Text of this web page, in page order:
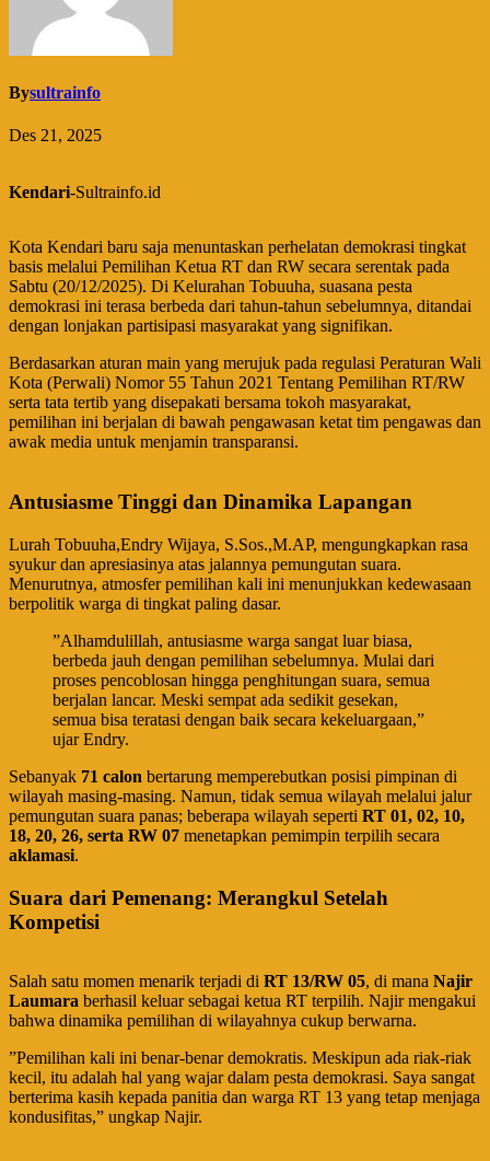
Bysultrainfo
Des 21, 2025
Kendari-Sultrainfo.id
Kota Kendari baru saja menuntaskan perhelatan demokrasi tingkat
basis melalui Pemilihan Ketua RT dan RW secara serentak pada
Sabtu (20/12/2025). Di Kelurahan Tobuuha, suasana pesta
demokrasi ini terasa berbeda dari tahun-tahun sebelumnya, ditandai
dengan lonjakan partisipasi masyarakat yang signifikan.
​Berdasarkan aturan main yang merujuk pada regulasi Peraturan Wali
Kota (Perwali) Nomor 55 Tahun 2021 Tentang Pemilihan RT/RW
serta tata tertib yang disepakati bersama tokoh masyarakat,
pemilihan ini berjalan di bawah pengawasan ketat tim pengawas dan
awak media untuk menjamin transparansi.
Antusiasme Tinggi dan Dinamika Lapangan
​Lurah Tobuuha,Endry Wijaya, S.Sos.,M.AP, mengungkapkan rasa
syukur dan apresiasinya atas jalannya pemungutan suara.
Menurutnya, atmosfer pemilihan kali ini menunjukkan kedewasaan
berpolitik warga di tingkat paling dasar.
​”Alhamdulillah, antusiasme warga sangat luar biasa,
berbeda jauh dengan pemilihan sebelumnya. Mulai dari
proses pencoblosan hingga penghitungan suara, semua
berjalan lancar. Meski sempat ada sedikit gesekan,
semua bisa teratasi dengan baik secara kekeluargaan,”
ujar Endry.
​Sebanyak 71 calon bertarung memperebutkan posisi pimpinan di
wilayah masing-masing. Namun, tidak semua wilayah melalui jalur
pemungutan suara panas; beberapa wilayah seperti RT 01, 02, 10,
18, 20, 26, serta RW 07 menetapkan pemimpin terpilih secara
aklamasi.
Suara dari Pemenang: Merangkul Setelah
Kompetisi
​Salah satu momen menarik terjadi di RT 13/RW 05, di mana Najir
Laumara berhasil keluar sebagai ketua RT terpilih. Najir mengakui
bahwa dinamika pemilihan di wilayahnya cukup berwarna.
​”Pemilihan kali ini benar-benar demokratis. Meskipun ada riak-riak
kecil, itu adalah hal yang wajar dalam pesta demokrasi. Saya sangat
berterima kasih kepada panitia dan warga RT 13 yang tetap menjaga
kondusifitas,” ungkap Najir.